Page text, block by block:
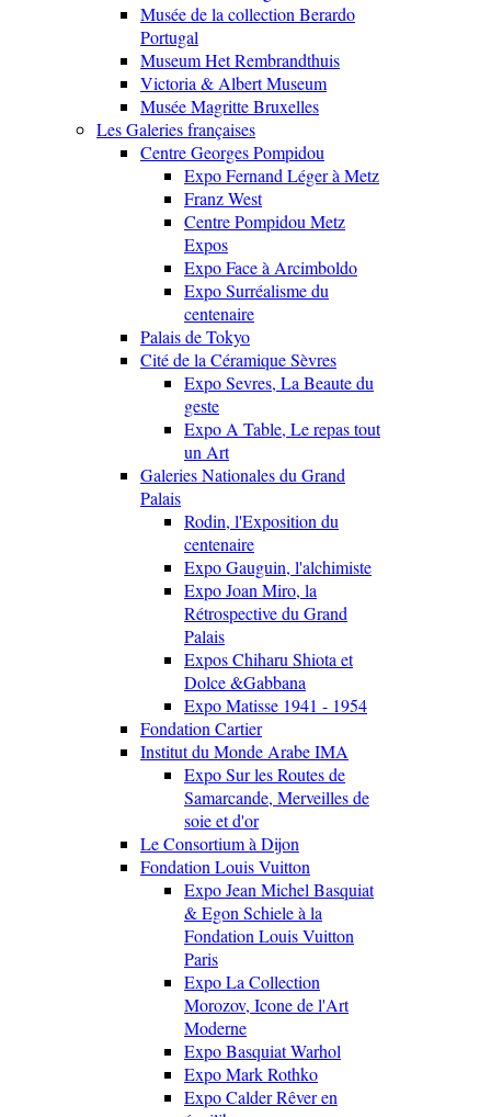
Musée de la collection Berardo
Portugal
Museum Het Rembrandthuis
Victoria & Albert Museum
Musée Magritte Bruxelles
Les Galeries françaises
Centre Georges Pompidou
Expo Fernand Léger à Metz
Franz West
Centre Pompidou Metz
Expos
Expo Face à Arcimboldo
Expo Surréalisme du
centenaire
Palais de Tokyo
Cité de la Céramique Sèvres
Expo Sevres, La Beaute du
geste
Expo A Table, Le repas tout
un Art
Galeries Nationales du Grand
Palais
Rodin, l'Exposition du
centenaire
Expo Gauguin, l'alchimiste
Expo Joan Miro, la
Rétrospective du Grand
Palais
Expos Chiharu Shiota et
Dolce &Gabbana
Expo Matisse 1941 - 1954
Fondation Cartier
Institut du Monde Arabe IMA
Expo Sur les Routes de
Samarcande, Merveilles de
soie et d'or
Le Consortium à Dijon
Fondation Louis Vuitton
Expo Jean Michel Basquiat
& Egon Schiele à la
Fondation Louis Vuitton
Paris
Expo La Collection
Morozov, Icone de l'Art
Moderne
Expo Basquiat Warhol
Expo Mark Rothko
Expo Calder Rêver en